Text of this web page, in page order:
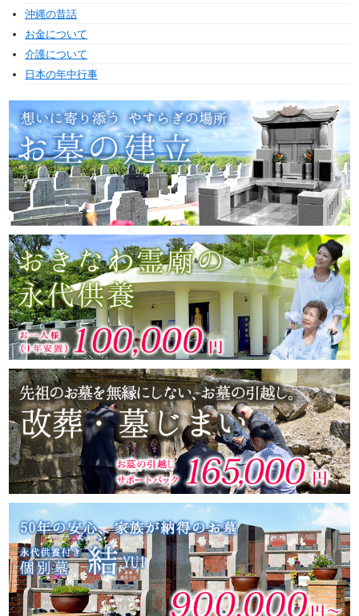
沖縄の昔話
お金について
介護について
日本の年中行事